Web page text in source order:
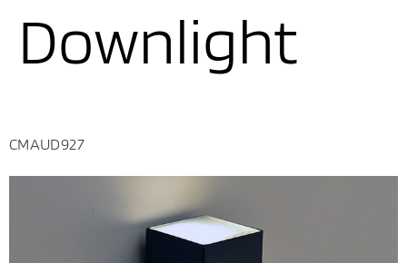
Downlight
CMAUD927